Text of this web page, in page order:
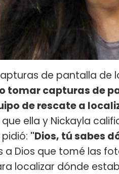
de pantalla de
tomar capturas de
de rescate a
ella y Nickayla
"Dios, tú sabes
a Dios que tomé las
localizar dónde